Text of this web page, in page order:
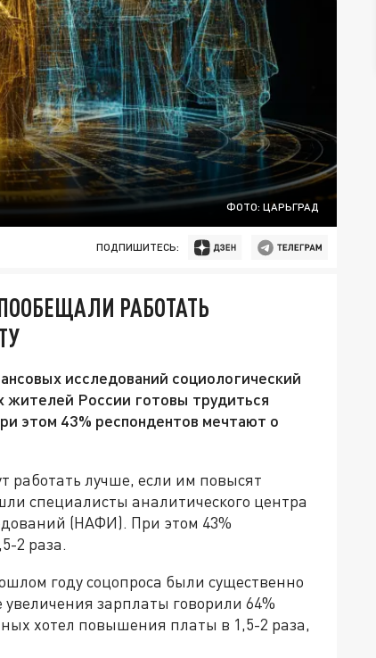
ФОТО: ЦАРЬГРАД
ПОДПИШИТЕСЬ:
РАБОТАТЬ
исследований социологический
жителей России готовы трудиться
этом 43% респондентов мечтают о
работать лучше, если им повысят
специалисты аналитического центра
(НАФИ). При этом 43%
2 раза.
году соцопроса были существенно
зарплаты говорили 64%
хотел повышения платы в 1,5-2 раза,